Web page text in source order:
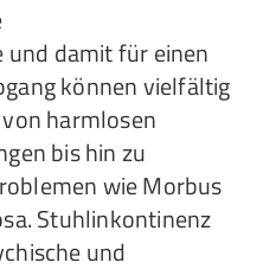
damit für einen
können vielfältig
harmlosen
bis hin zu
wie Morbus
Stuhlinkontinenz
und